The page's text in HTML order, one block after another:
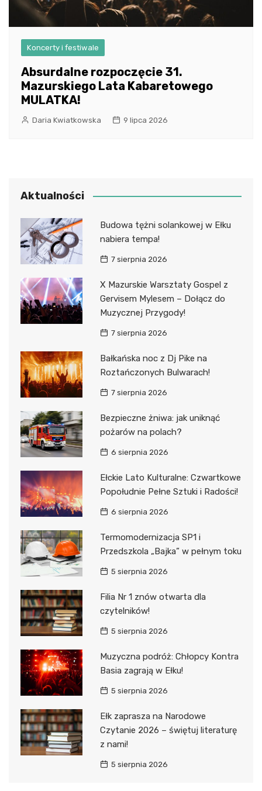
Koncerty i festiwale
Absurdalne rozpoczęcie 31.
Mazurskiego Lata Kabaretowego
MULATKA!
Daria Kwiatkowska 9 lipca 2026
Aktualności
Budowa tężni solankowej w Ełku
nabiera tempa!
7 sierpnia 2026
X Mazurskie Warsztaty Gospel z
Gervisem Mylesem – Dołącz do
Muzycznej Przygody!
7 sierpnia 2026
Bałkańska noc z Dj Pike na
Roztańczonych Bulwarach!
7 sierpnia 2026
Bezpieczne żniwa: jak uniknąć
pożarów na polach?
6 sierpnia 2026
Ełckie Lato Kulturalne: Czwartkowe
Popołudnie Pełne Sztuki i Radości!
6 sierpnia 2026
Termomodernizacja SP1 i
Przedszkola „Bajka” w pełnym toku
5 sierpnia 2026
Filia Nr 1 znów otwarta dla
czytelników!
5 sierpnia 2026
Muzyczna podróż: Chłopcy Kontra
Basia zagrają w Ełku!
5 sierpnia 2026
Ełk zaprasza na Narodowe
Czytanie 2026 – świętuj literaturę
z nami!
5 sierpnia 2026